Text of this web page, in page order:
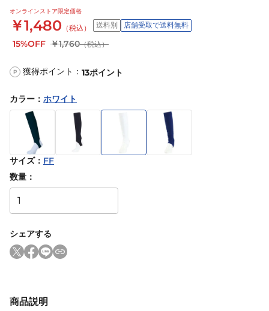
オンラインストア限定価格
￥1,480 （税込） 送料別 店舗受取で送料無料
15%OFF ￥1,760（税込）
P 獲得ポイント： 13ポイント
カラー ： ホワイト
サイズ： FF
数量：
シェアする
商品説明